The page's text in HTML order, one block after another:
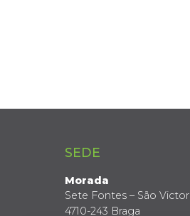
SEDE
Morada
Sete Fontes – São Victor
4710-243 Braga